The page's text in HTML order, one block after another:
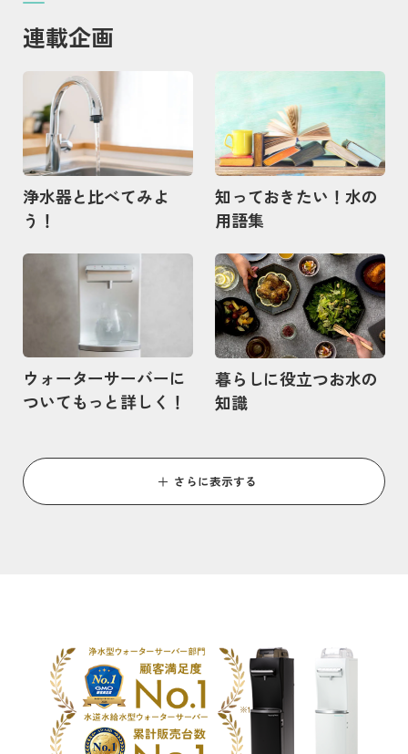
連載企画
浄水器と比べてみよ
う！
記事を読む
知っておきたい！水の
用語集
ウォーターサーバーに
ついてもっと詳しく！
記事を読む
暮らしに役立つお水の
知識
記事を読む
さらに表示する